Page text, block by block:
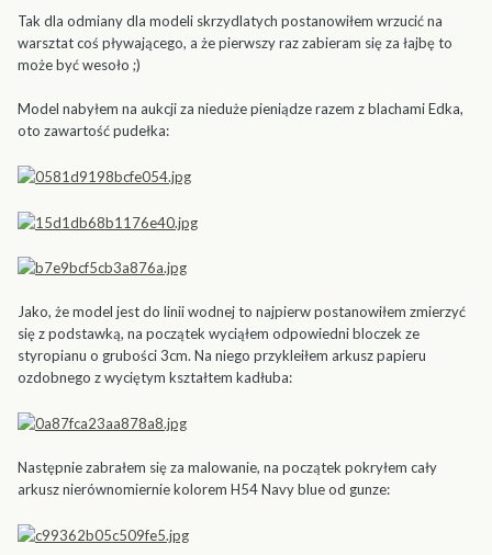
Tak dla odmiany dla modeli skrzydlatych postanowiłem wrzucić na
warsztat coś pływającego, a że pierwszy raz zabieram się za łajbę to
może być wesoło ;)
Model nabyłem na aukcji za nieduże pieniądze razem z blachami Edka,
oto zawartość pudełka:
Jako, że model jest do linii wodnej to najpierw postanowiłem zmierzyć
się z podstawką, na początek wyciąłem odpowiedni bloczek ze
styropianu o grubości 3cm. Na niego przykleiłem arkusz papieru
ozdobnego z wyciętym kształtem kadłuba:
Następnie zabrałem się za malowanie, na początek pokryłem cały
arkusz nierównomiernie kolorem H54 Navy blue od gunze: